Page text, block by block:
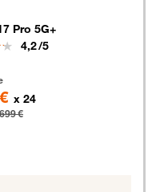
sélectionnables
Pro 5G+
Note
4,2/5
x 24
699 €